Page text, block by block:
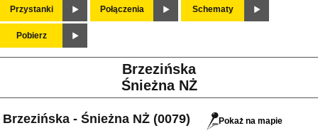
Przystanki Połączenia Schematy
Pobierz
Brzezińska
Śnieżna NŻ
Brzezińska - Śnieżna NŻ (0079) Pokaż na mapie